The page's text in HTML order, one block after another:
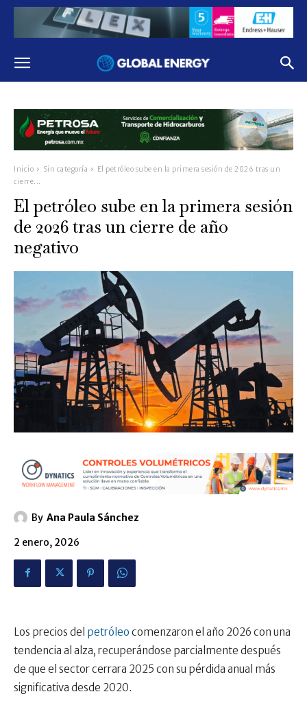
Inicio Sin categoría
El petróleo sube en la primera sesión de 2026 tras un
cierre...
El petróleo sube en la primera sesión
de 2026 tras un cierre de año
negativo
By Ana Paula Sánchez
2 enero, 2026
Los precios del petróleo comenzaron el año 2026 con una
tendencia al alza, recuperándose parcialmente después
de que el sector cerrara 2025 con su pérdida anual más
significativa desde 2020.